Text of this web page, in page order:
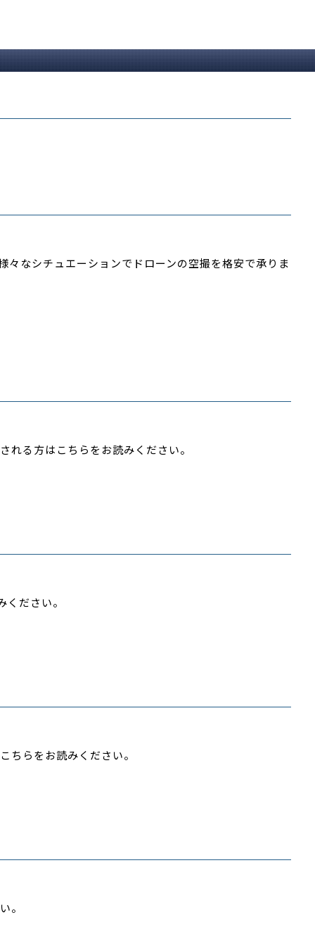
なシチュエーションでドローンの空撮を格安で承りま
る方はこちらをお読みください。
ださい。
ちらをお読みください。
。